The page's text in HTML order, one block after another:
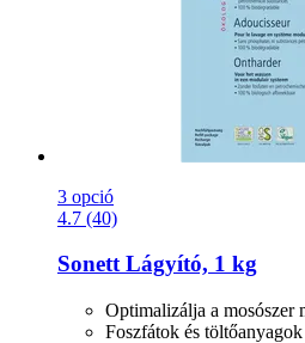
3 opció
4.7 (40)
SonettLágyító, 1 kg
Optimalizálja a mosószer
Foszfátok és